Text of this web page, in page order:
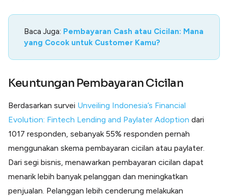
Baca Juga: Pembayaran Cash atau Cicilan: Mana
yang Cocok untuk Customer Kamu?
Keuntungan Pembayaran Cicilan
Berdasarkan survei Unveiling Indonesia’s Financial
Evolution: Fintech Lending and Paylater Adoption dari
1017 responden, sebanyak 55% responden pernah
menggunakan skema pembayaran cicilan atau paylater.
Dari segi bisnis, menawarkan pembayaran cicilan dapat
menarik lebih banyak pelanggan dan meningkatkan
penjualan. Pelanggan lebih cenderung melakukan